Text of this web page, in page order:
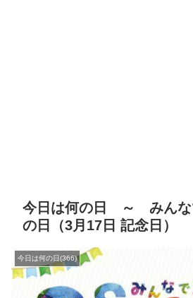
今日は何の日 ～ みんな
の日（3月17日 記念日）
今日は何の日(366)